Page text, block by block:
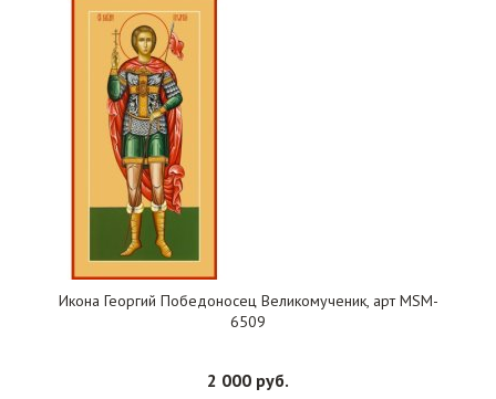
Икона Георгий Победоносец Великомученик, арт MSM-
6509
2 000 руб.